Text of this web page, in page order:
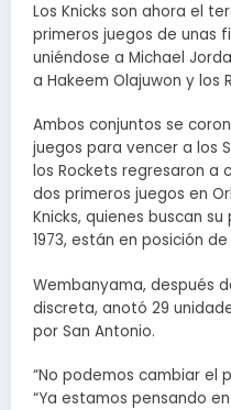
Los Knicks son ahora el
primeros juegos de unas
uniéndose a Michael
a Hakeem Olajuwon y los
Ambos conjuntos se
juegos para vencer a los
los Rockets regresaron a
dos primeros juegos en
Knicks, quienes buscan
1973, están en posición
Wembanyama, después
discreta, anotó 29
por San Antonio.
“No podemos cambiar el
“Ya estamos pensando